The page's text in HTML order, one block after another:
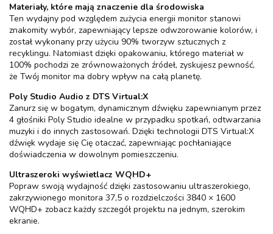
Materiały, które mają znaczenie dla środowiska
Ten wydajny pod względem zużycia energii monitor stanowi
znakomity wybór, zapewniający lepsze odwzorowanie kolorów, i
został wykonany przy użyciu 90% tworzyw sztucznych z
recyklingu. Natomiast dzięki opakowaniu, którego materiał w
100% pochodzi ze zrównoważonych źródeł, zyskujesz pewność,
że Twój monitor ma dobry wpływ na całą planetę.
Poly Studio Audio z DTS Virtual:X
Zanurz się w bogatym, dynamicznym dźwięku zapewnianym przez
4 głośniki Poly Studio idealne w przypadku spotkań, odtwarzania
muzyki i do innych zastosowań. Dzięki technologii DTS Virtual:X
dźwięk wydaje się Cię otaczać, zapewniając pochłaniające
doświadczenia w dowolnym pomieszczeniu.
Ultraszeroki wyświetlacz WQHD+
Popraw swoją wydajność dzięki zastosowaniu ultraszerokiego,
zakrzywionego monitora 37,5 o rozdzielczości 3840 × 1600
WQHD+ zobacz każdy szczegół projektu na jednym, szerokim
ekranie.